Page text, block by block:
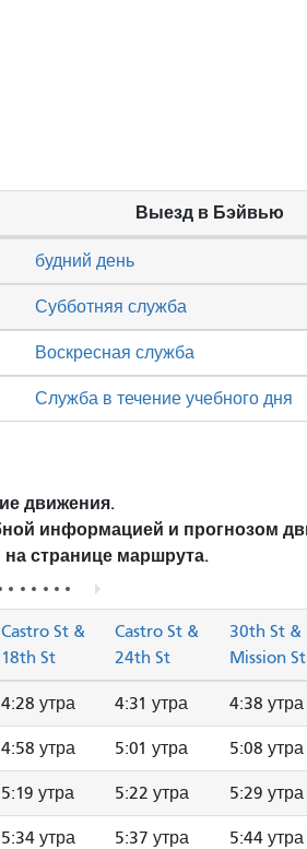
Выезд в Бэйвью
Субботняя служба
Воскресная служба
будний день
Служба в течение учебного дня
движения.
информацией и прогнозом
на странице маршрута.
Castro St &
18th St
Castro St &
24th St
30th St &
Mission St
4:28 утра 4:31 утра 4:38 утра
4:58 утра 5:01 утра 5:08 утра
5:19 утра 5:22 утра 5:29 утра
5:34 утра 5:37 утра 5:44 утра